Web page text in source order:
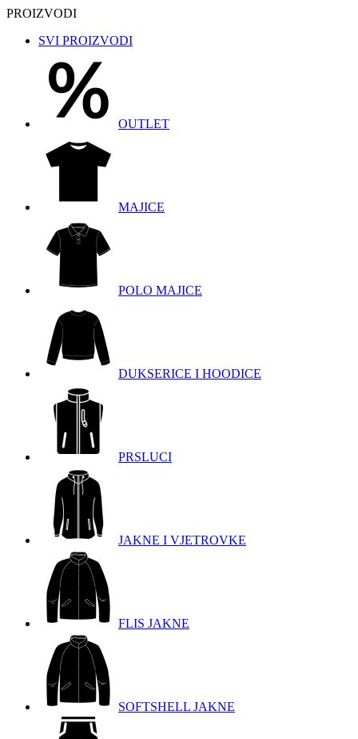
PROIZVODI
SVI PROIZVODI
OUTLET
MAJICE
POLO MAJICE
DUKSERICE I HOODICE
PRSLUCI
JAKNE I VJETROVKE
FLIS JAKNE
SOFTSHELL JAKNE